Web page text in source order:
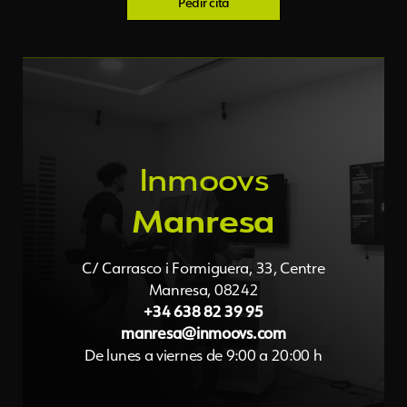
Inmoovs
Manresa
C/ Carrasco i Formiguera, 33, Centre
Manresa, 08242
+34 638 82 39 95
manresa@inmoovs.com
De lunes a viernes de 9:00 a 20:00 h
Basado en 259 reseñas.
powered by
o
e
valóranos en